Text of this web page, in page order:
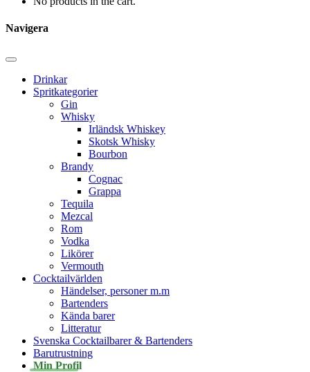
Navigera
Drinkar
Spritkategorier
Gin
Whisky
Irländsk Whiskey
Skotsk Whisky
Bourbon
Brandy
Cognac
Grappa
Tequila
Mezcal
Rom
Vodka
Likörer
Vermouth
Cocktailvärlden
Händelser, personer m.m
Bartenders
Kända barer
Litteratur
Svenska Cocktailbarer & Bartenders
Barutrustning
Min Profil